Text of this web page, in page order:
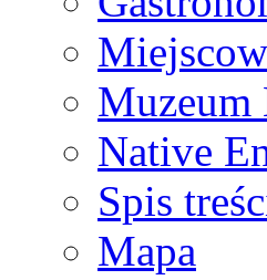
Muzeum
Native
Spis
Mapa